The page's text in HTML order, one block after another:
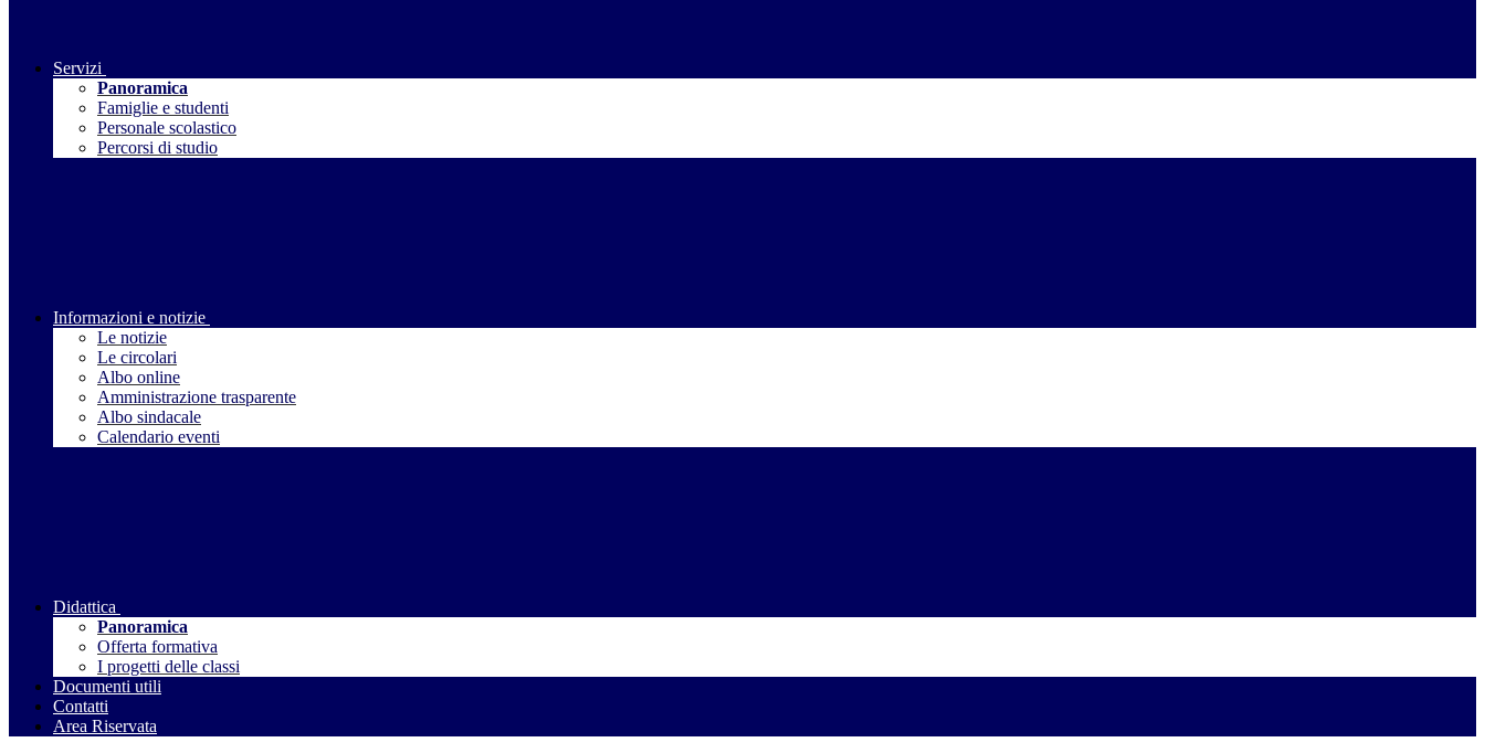
Servizi
Panoramica
Famiglie e studenti
Personale scolastico
Percorsi di studio
Informazioni e notizie
Le notizie
Le circolari
Albo online
Amministrazione trasparente
Albo sindacale
Calendario eventi
Didattica
Panoramica
Offerta formativa
I progetti delle classi
Documenti utili
Contatti
Area Riservata